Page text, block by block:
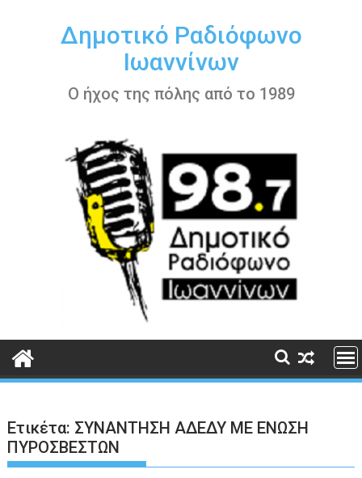
περιεχόμενοΔημοτικό Ραδιόφωνο
Ιωαννίνων
Ο ήχος της πόλης από το 1989
Ετικέτα: ΣΥΝΑΝΤΗΣΗ ΑΔΕΔΥ ΜΕ ΕΝΩΣΗ
ΠΥΡΟΣΒΕΣΤΩΝ